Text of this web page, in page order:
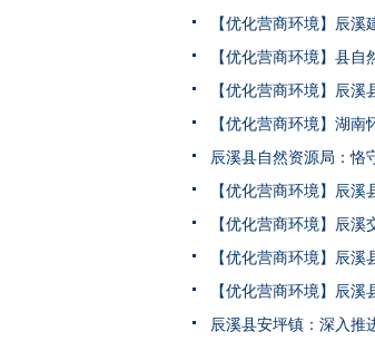
【优化营商环境】辰
【优化营商环境】县
【优化营商环境】辰
【优化营商环境】湖
辰溪县自然资源局：恪
【优化营商环境】辰
【优化营商环境】辰
【优化营商环境】辰
【优化营商环境】辰
辰溪县安坪镇：深入推